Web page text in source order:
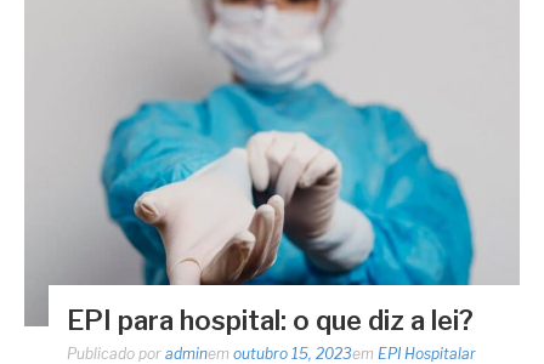
EPI para hospital: o que diz a lei?
Publicado por adminem outubro 15, 2023em EPI Hospitalar